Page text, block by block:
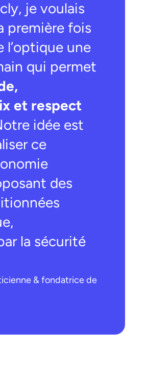
je voulais
première fois
l’optique une
qui permet
et respect
idée est
ce
des
la sécurité
& fondatrice de